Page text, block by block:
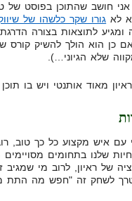
חושב שהתוכן בפוסט של
לא גורו שקר כלשהו של
לתוצאות בצורה
כן הוא הולך להשיק קורס
שלא הגיוני…).
מאוד אותנטי ויש בו תוכן
עם איש מקצוע כל כך טוב,
שלנו בתחומים
של ראיון, לרוב מי שמגיב
לשחק זה "חפש מה התת